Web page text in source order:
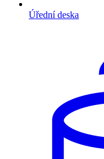
Úřední deska